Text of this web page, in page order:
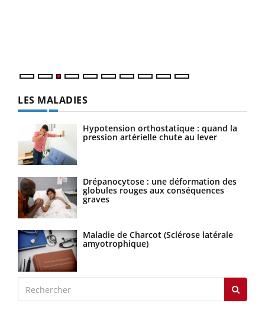
LES MALADIES
Hypotension orthostatique : quand la
pression artérielle chute au lever
Drépanocytose : une déformation des
globules rouges aux conséquences
graves
Maladie de Charcot (Sclérose latérale
amyotrophique)